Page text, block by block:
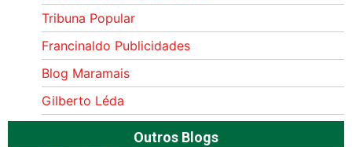
Tribuna Popular
Francinaldo Publicidades
Blog Maramais
Gilberto Léda
Outros Blogs